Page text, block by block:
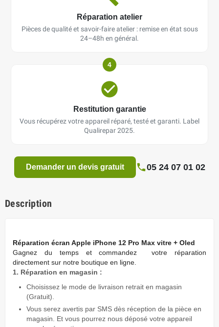
Réparation atelier
Pièces de qualité et savoir-faire atelier : remise en état sous
24–48h en général.
4
Restitution garantie
Vous récupérez votre appareil réparé, testé et garanti. Label
Qualirepar 2025.
Demander un devis gratuit 05 24 07 01 02
Description
Réparation écran Apple iPhone 12 Pro Max vitre + Oled
Gagnez du temps et commandez votre réparation
directement sur notre boutique en ligne.
1. Réparation en magasin :
Choisissez le mode de livraison retrait en magasin
(Gratuit).
Vous serez avertis par SMS dès réception de la pièce en
magasin. Et vous pourrez nous déposé votre appareil